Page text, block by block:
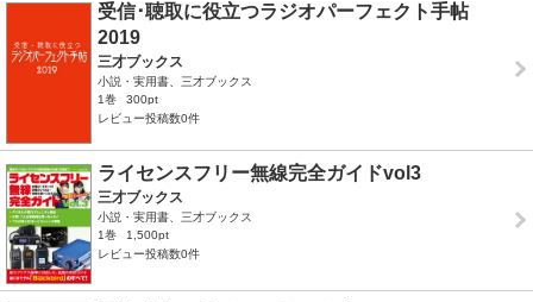
受信･聴取に役立つラジオパーフェクト手帖
2019
三才ブックス
小説・実用書、三才ブックス
1巻
300pt
レビュー投稿数0件
ライセンスフリー無線完全ガイドvol3
三才ブックス
小説・実用書、三才ブックス
1巻
1,500pt
レビュー投稿数0件